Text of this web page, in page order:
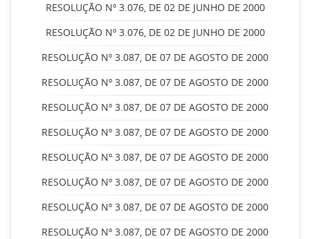
RESOLUÇÃO Nº 3.076, DE 02 DE JUNHO DE 2000
RESOLUÇÃO Nº 3.076, DE 02 DE JUNHO DE 2000
RESOLUÇÃO Nº 3.087, DE 07 DE AGOSTO DE 2000
RESOLUÇÃO Nº 3.087, DE 07 DE AGOSTO DE 2000
RESOLUÇÃO Nº 3.087, DE 07 DE AGOSTO DE 2000
RESOLUÇÃO Nº 3.087, DE 07 DE AGOSTO DE 2000
RESOLUÇÃO Nº 3.087, DE 07 DE AGOSTO DE 2000
RESOLUÇÃO Nº 3.087, DE 07 DE AGOSTO DE 2000
RESOLUÇÃO Nº 3.087, DE 07 DE AGOSTO DE 2000
RESOLUÇÃO Nº 3.087, DE 07 DE AGOSTO DE 2000